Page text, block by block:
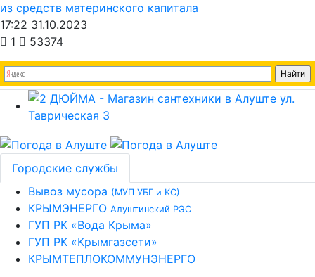
из средств материнского капитала
17:22 31.10.2023
1
53374
Городские службы
Вывоз мусора (МУП УБГ и КС)
КРЫМЭНЕРГО Алуштинский РЭС
ГУП РК «Вода Крыма»
ГУП РК «Крымгазсети»
КРЫМТЕПЛОКОММУНЭНЕРГО